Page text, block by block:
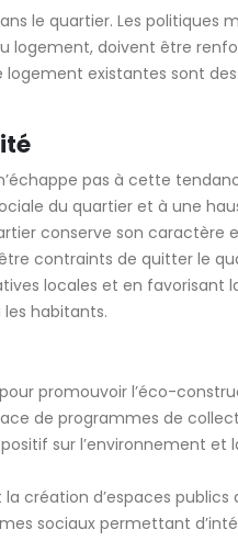
le quartier. Les politiques
logement, doivent être
existantes sont
pas à cette
du quartier et à une
conserve son caractère
contraints de quitter le
locales et en favorisant
habitants.
promouvoir l’éco-
de programmes de
sur l’environnement
création d’espaces
sociaux permettant